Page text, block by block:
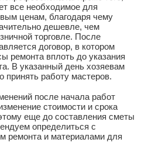
все необходимое для
ценам, благодаря чему
дешевле, чем
торговле. После
договор, в котором
ремонта вплоть до указания
В указанный день хозяевам
принять работу мастеров.
после начала работ
стоимости и срока
еще до составления сметы
определиться с
ремонта и материалами для